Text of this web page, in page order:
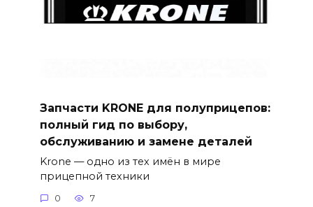
Запчасти KRONE для полуприцепов:
полный гид по выбору,
обслуживанию и замене деталей
Krone — одно из тех имён в мире
прицепной техники
0 7